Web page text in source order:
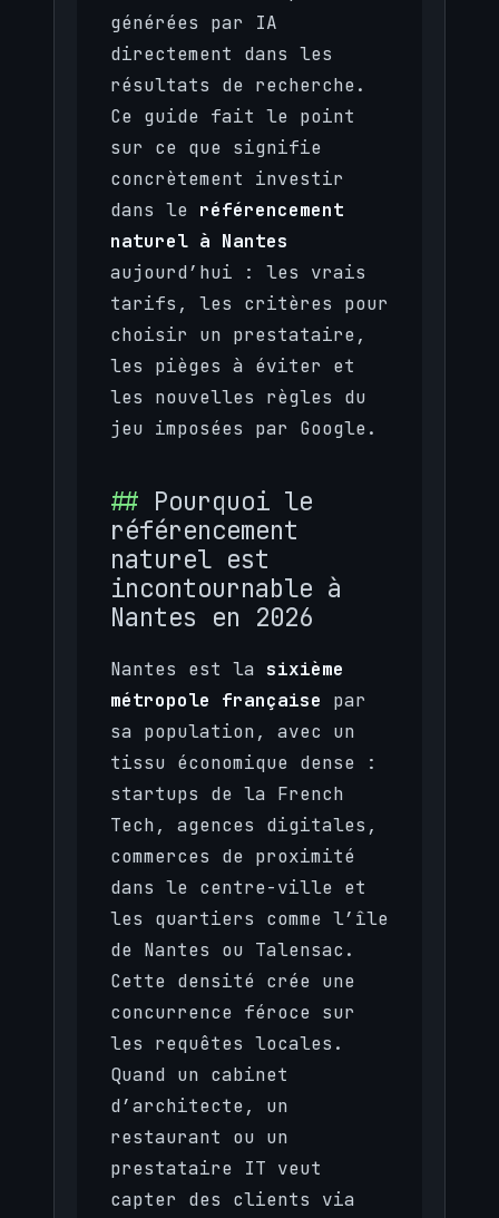
générées par IA
directement dans les
résultats de recherche.
Ce guide fait le point
sur ce que signifie
concrètement investir
dans le référencement
naturel à Nantes
aujourd’hui : les vrais
tarifs, les critères pour
choisir un prestataire,
les pièges à éviter et
les nouvelles règles du
jeu imposées par Google.
Pourquoi le
référencement
naturel est
incontournable à
Nantes en 2026
Nantes est la sixième
métropole française par
sa population, avec un
tissu économique dense :
startups de la French
Tech, agences digitales,
commerces de proximité
dans le centre-ville et
les quartiers comme l’île
de Nantes ou Talensac.
Cette densité crée une
concurrence féroce sur
les requêtes locales.
Quand un cabinet
d’architecte, un
restaurant ou un
prestataire IT veut
capter des clients via